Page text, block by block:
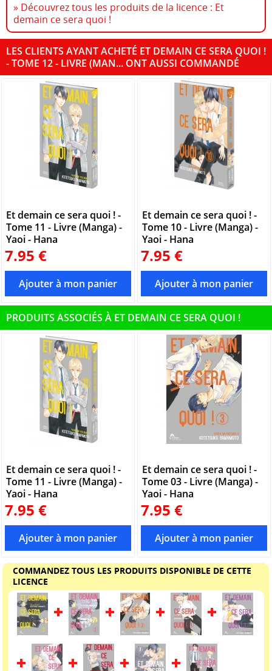
» Découvrez tous les produits de la licence : Et
demain ce sera quoi !
LES CLIENTS AYANT ACHETÉ ET DEMAIN CE SERA QUOI !
- TOME 12 - LIVRE (MAN... ONT AUSSI COMMANDÉ
Et demain ce sera quoi ! -
Tome 11 - Livre (Manga) -
Yaoi - Hana
7.95 €
Et demain ce sera quoi ! -
Tome 10 - Livre (Manga) -
Yaoi - Hana
7.95 €
PRODUITS ASSOCIÉS À ET DEMAIN CE SERA QUOI !
Et demain ce sera quoi ! -
Tome 11 - Livre (Manga) -
Yaoi - Hana
7.95 €
Et demain ce sera quoi ! -
Tome 03 - Livre (Manga) -
Yaoi - Hana
7.95 €
COMMANDEZ TOUS LES PRODUITS DISPONIBLE DE CETTE
LICENCE